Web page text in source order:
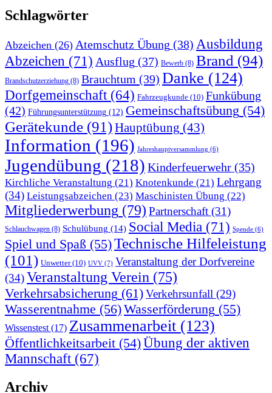
Schlagwörter
Abzeichen (26) Atemschutz Übung (38) Ausbildung
Abzeichen (71) Ausflug (37) Bewerb (8) Brand (94)
Brandschutzerziehung (8) Brauchtum (39) Danke (124)
Dorfgemeinschaft (64) Fahrzeugkunde (10) Funkübung
(42) Führungsunterstützung (12) Gemeinschaftsübung (54)
Gerätekunde (91)Hauptübung (43)
Information (196) Jahreshauptversammlung (6)
Jugendübung (218) Kinderfeuerwehr (35)
Kirchliche Veranstaltung (21) Knotenkunde (21) Lehrgang
(34) Leistungsabzeichen (23) Maschinisten Übung (22)
Mitgliederwerbung (79) Partnerschaft (31)
Schlauchwagen (8) Schulübung (14) Social Media (71) Spende (6)
Spiel und Spaß (55)Technische Hilfeleistung
(101) Unwetter(10) UVV (7) Veranstaltung der Dorfvereine
(34)Veranstaltung Verein (75)
Verkehrsabsicherung (61)Verkehrsunfall (29)
Wasserentnahme (56)Wasserförderung (55)
Wissenstest (17) Zusammenarbeit (123)
Öffentlichkeitsarbeit (54)Übung der aktiven
Mannschaft (67)
Archiv